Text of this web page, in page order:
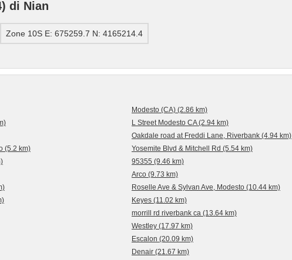
di Nian
Zone 10S E: 675259.7 N: 4165214.4
Modesto (CA) (2.86 km)
L Street Modesto CA (2.94 km)
Oakdale road at Freddi Lane, Riverbank (4.94 km)
(5.2 km)
Yosemite Blvd & Mitchell Rd (5.54 km)
95355 (9.46 km)
Arco (9.73 km)
Roselle Ave & Sylvan Ave, Modesto (10.44 km)
Keyes (11.02 km)
morrill rd riverbank ca (13.64 km)
Westley (17.97 km)
Escalon (20.09 km)
Denair (21.67 km)